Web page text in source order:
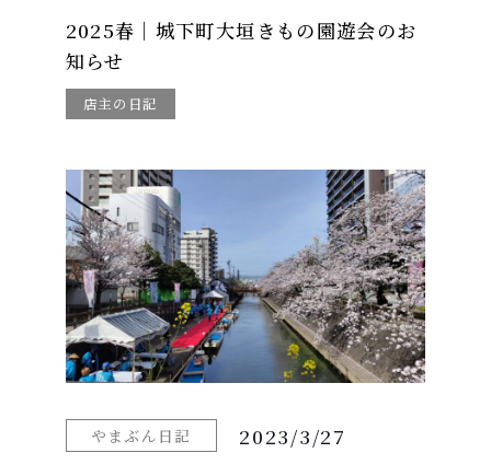
2025春｜城下町大垣きもの園遊会のお
知らせ
店主の日記
やまぶん日記 2023/3/27